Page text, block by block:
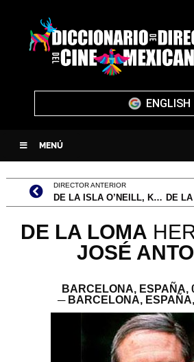
ENGLISH
MENÚ
DIRECTOR ANTERIOR
DE LA ISLA O’NEILL, KEVIN
DE LA LOMA
JOSÉ
BARCELONA, ESPAÑA,
─ BARCELONA, ESPAÑA,